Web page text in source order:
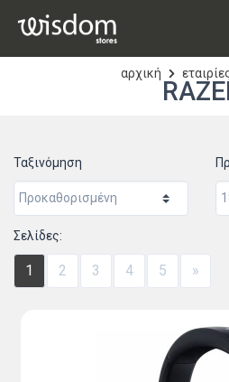
αρχική
Ταξινόμηση
Σελίδες:
1 2 3 4 5 »